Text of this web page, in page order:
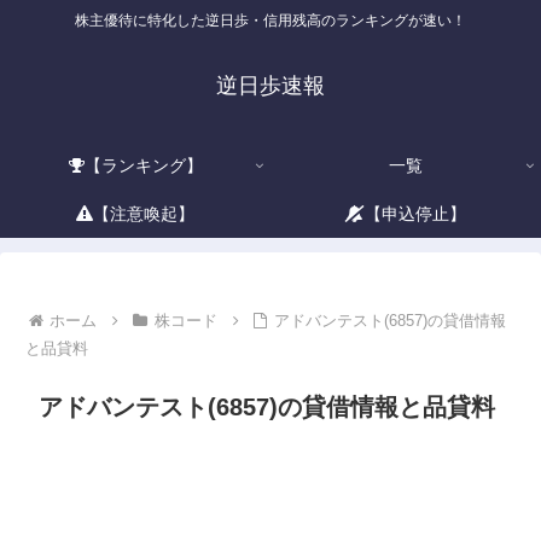
株主優待に特化した逆日歩・信用残高のランキングが速い！
逆日歩速報
【ランキング】 一覧
【注意喚起】 【申込停止】
ホーム 株コード
アドバンテスト(6857)の貸借情報
と品貸料
アドバンテスト(6857)の貸借情報と品貸料